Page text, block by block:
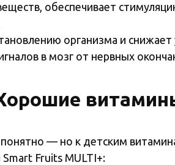
обеспечивает
организма и
в мозг от нервных
понятно — но к детским
Fruits MULTI+: